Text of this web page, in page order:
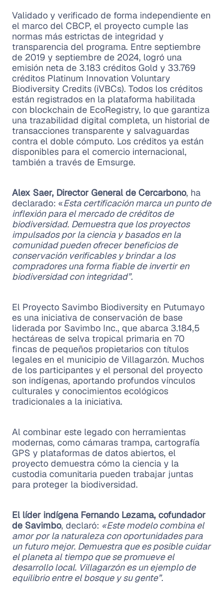
Validado y verificado de forma independiente en
el marco del CBCP, el proyecto cumple las
normas más estrictas de integridad y
transparencia del programa. Entre septiembre
de 2019 y septiembre de 2024, logró una
emisión neta de 3.183 créditos Gold y 33.769
créditos Platinum Innovation Voluntary
Biodiversity Credits (iVBCs). Todos los créditos
están registrados en la plataforma habilitada
con blockchain de EcoRegistry, lo que garantiza
una trazabilidad digital completa, un historial de
transacciones transparente y salvaguardas
contra el doble cómputo. Los créditos ya están
disponibles para el comercio internacional,
también a través de Emsurge.
Alex Saer, Director General de Cercarbono, ha
declarado: «Esta certificación marca un punto de
inflexión para el mercado de créditos de
biodiversidad. Demuestra que los proyectos
impulsados por la ciencia y basados en la
comunidad pueden ofrecer beneficios de
conservación verificables y brindar a los
compradores una forma fiable de invertir en
biodiversidad con integridad”.
El Proyecto Savimbo Biodiversity en Putumayo
es una iniciativa de conservación de base
liderada por Savimbo Inc., que abarca 3.184,5
hectáreas de selva tropical primaria en 70
fincas de pequeños propietarios con títulos
legales en el municipio de Villagarzón. Muchos
de los participantes y el personal del proyecto
son indígenas, aportando profundos vínculos
culturales y conocimientos ecológicos
tradicionales a la iniciativa.
Al combinar este legado con herramientas
modernas, como cámaras trampa, cartografía
GPS y plataformas de datos abiertos, el
proyecto demuestra cómo la ciencia y la
custodia comunitaria pueden trabajar juntas
para proteger la biodiversidad.
El líder indígena Fernando Lezama, cofundador
de Savimbo, declaró: «Este modelo combina el
amor por la naturaleza con oportunidades para
un futuro mejor. Demuestra que es posible cuidar
el planeta al tiempo que se promueve el
desarrollo local. Villagarzón es un ejemplo de
equilibrio entre el bosque y su gente”.